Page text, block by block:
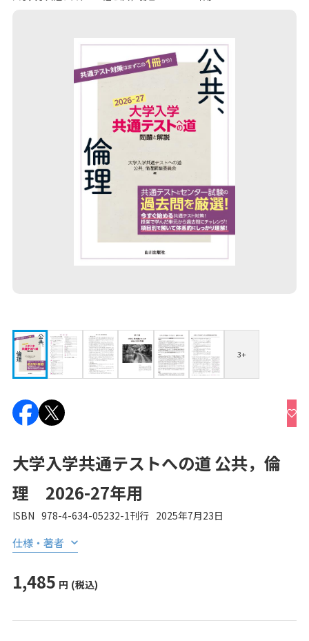
3+
大学入学共通テストへの道 公共，倫
理 2026-27年用
ISBN 978-4-634-05232-1刊行 2025年7月23日
仕様・著者
1,485 円 (税込)